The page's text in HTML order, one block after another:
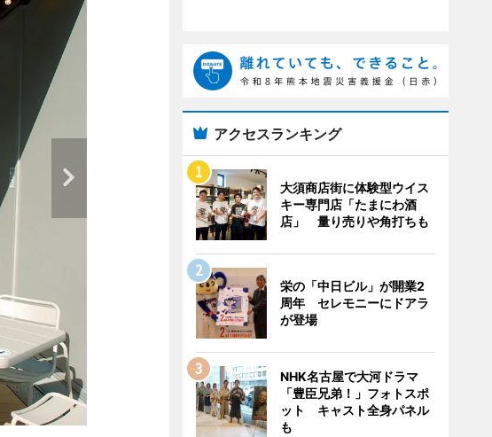
アクセスランキング
大須商店街に体験型ウイス
キー専門店「たまにわ酒
店」 量り売りや角打ちも
栄の「中日ビル」が開業2
周年 セレモニーにドアラ
が登場
NHK名古屋で大河ドラマ
「豊臣兄弟！」フォトスポ
ット キャスト全身パネル
も